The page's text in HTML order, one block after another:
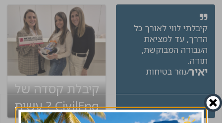
קיבלתי לווי לאורך כל
הדרך, עד למציאת
העבודה המבוקשת,
תודה.
יאירעוזר בטיחות
קיבלת קסדה של
CivilEng ? עשית